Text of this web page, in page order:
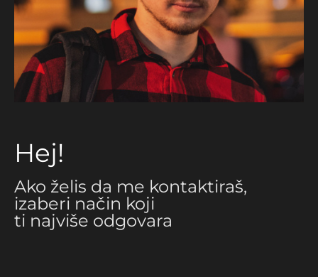
Hej!
Ako želis da me kontaktiraš,
izaberi način koji
ti najviše odgovara